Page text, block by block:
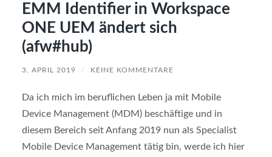
EMM Identifier in Workspace
ONE UEM ändert sich
(afw#hub)
3. APRIL 2019 / KEINE KOMMENTARE
Da ich mich im beruflichen Leben ja mit Mobile
Device Management (MDM) beschäftige und in
diesem Bereich seit Anfang 2019 nun als Specialist
Mobile Device Management tätig bin, werde ich hier